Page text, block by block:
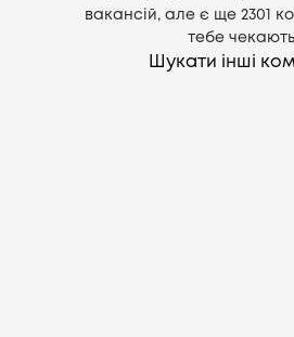
вакансій, але є ще 2301
тебе
Шукати інші